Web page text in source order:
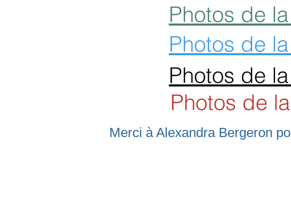
Photos de
Photos de
Photos de
Photos de
Merci à Alexandra Bergeron